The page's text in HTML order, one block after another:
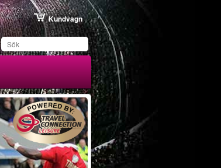
Kundvagn
sparat produkten
i din lista